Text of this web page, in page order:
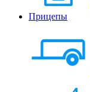
Прицепы